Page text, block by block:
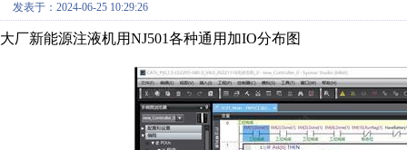
发表于：2024-06-25 10:29:26
大厂新能源注液机用NJ501各种通用加IO分布图